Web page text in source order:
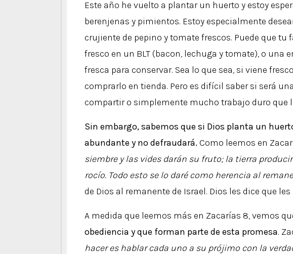
Este año he vuelto a plantar un huerto y estoy
berenjenas y pimientos. Estoy especialmente
crujiente de pepino y tomate frescos. Puede que
fresco en un BLT (bacon, lechuga y tomate), o una
fresca para conservar. Sea lo que sea, si viene
comprarlo en tienda. Pero es difícil saber si será
compartir o simplemente mucho trabajo duro que
Sin embargo, sabemos que si Dios planta un
abundante y no defraudará. Como leemos en
siembre y las vides darán su fruto; la tierra
rocío. Todo esto se lo daré como herencia al
de Dios al remanente de Israel. Dios les dice que
A medida que leemos más en Zacarías 8, vemos
obediencia y que forman parte de esta promesa.
hacer es hablar cada uno a su prójimo con la